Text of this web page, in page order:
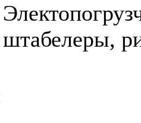
штабелеры,